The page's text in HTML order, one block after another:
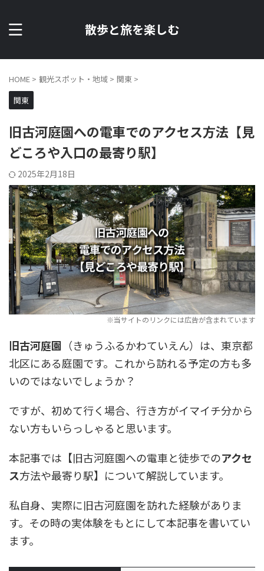
散歩と旅を楽しむ
HOME > 観光スポット・地域 > 関東 >
関東
旧古河庭園への電車でのアクセス方法【見
どころや入口の最寄り駅】
2025年2月18日
旧古河庭園 （きゅうふるかわていえん）は、東京都
北区にある庭園です。これから訪れる予定の方も多
いのではないでしょうか？
ですが、初めて行く場合、行き方がイマイチ分から
ない方もいらっしゃると思います。
本記事では【旧古河庭園への電車と徒歩でのアクセ
ス方法や最寄り駅】について解説しています。
私自身、実際に旧古河庭園を訪れた経験がありま
す。その時の実体験をもとにして本記事を書いてい
ます。